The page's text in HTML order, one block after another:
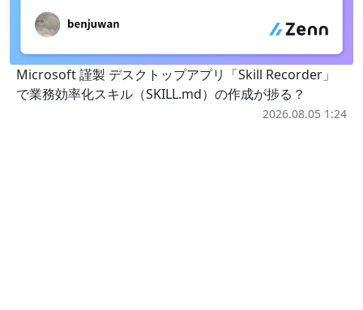
Microsoft 謹製 デスクトップアプリ「Skill Recorder」
で業務効率化スキル（SKILL.md）の作成が捗る？
2026.08.05 1:24